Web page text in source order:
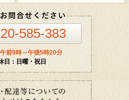
585-383
前9時～午後5時20分
日：日曜・祝日